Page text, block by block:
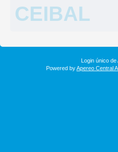
CEIBAL
Login único de
Powered byApereo Central